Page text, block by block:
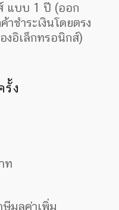
แบบ 1 ปี (ออก
ชำระเงินโดยตรง
งอิเล็กทรอนิกส์)
รั้ง
ท
ษีมูลค่าเพิ่ม